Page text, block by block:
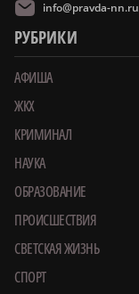
info@pravda-nn.ru
РУБРИКИ
АФИША
ЖКХ
КРИМИНАЛ
НАУКА
ОБРАЗОВАНИЕ
ПРОИСШЕСТВИЯ
СВЕТСКАЯ ЖИЗНЬ
СПОРТ